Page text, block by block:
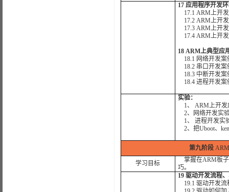
17 应用程序开发
17.1 ARM上开
17.2 ARM上开
17.3 ARM上开
17.4 ARM上开
18 ARM上典型应
18.1 网络开发案
18.2 串口开发案
18.3 中断开发案
18.4 进程开发案
实验：
1、 ARM上开发
2、网络开发实
1、 进程开发实
2、把Uboot、
第九阶段ARM
学习目标
掌握在ARM板子
巧。
19 驱动开发流程
19.1 驱动开发流